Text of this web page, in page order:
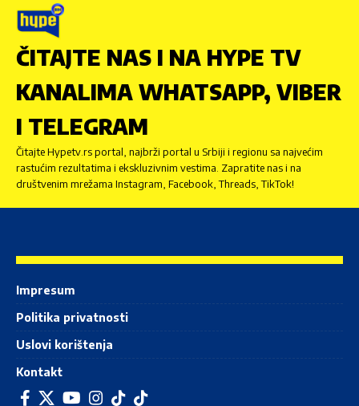
ČITAJTE NAS I NA HYPE TV
KANALIMA WHATSAPP, VIBER
I TELEGRAM
Čitajte Hypetv.rs portal, najbrži portal u Srbiji i regionu sa najvećim
rastućim rezultatima i ekskluzivnim vestima. Zapratite nas i na
društvenim mrežama Instagram, Facebook, Threads, TikTok!
Impresum
Politika privatnosti
Uslovi korištenja
Kontakt